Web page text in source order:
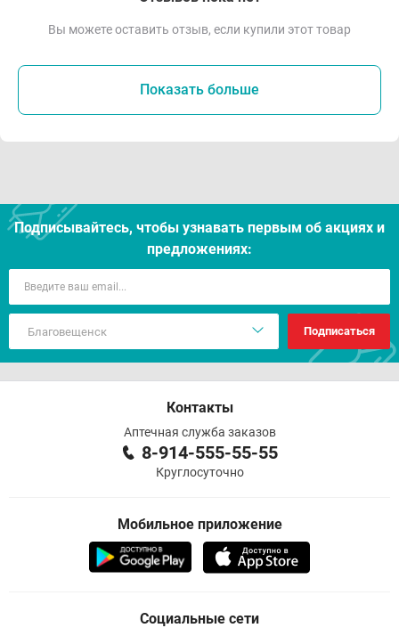
Вы можете оставить отзыв, если купили этот товар
Показать больше
Подписывайтесь, чтобы узнавать первым об акцияx и
предложениях:
Подписаться
Контакты
Аптечная служба заказов
8-914-555-55-55
Круглосуточно
Мобильное приложение
Социальные сети